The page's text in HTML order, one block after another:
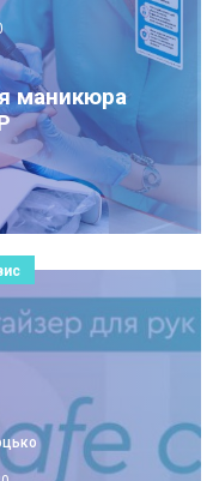
маникюра